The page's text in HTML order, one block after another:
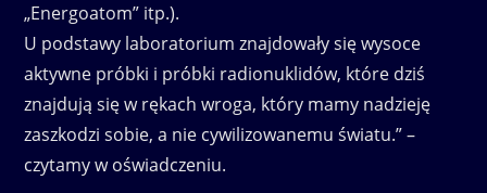
„Energoatom” itp.).
U podstawy laboratorium znajdowały się wysoce
aktywne próbki i próbki radionuklidów, które dziś
znajdują się w rękach wroga, który mamy nadzieję
zaszkodzi sobie, a nie cywilizowanemu światu.” –
czytamy w oświadczeniu.